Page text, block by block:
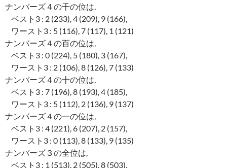
ナンバーズ４の千の位は,
ベスト3 : 2 (233), 4 (209), 9 (166),
ワースト3 : 5 (116), 7 (117), 1 (121)
ナンバーズ４の百の位は,
ベスト3 : 0 (224), 5 (180), 3 (167),
ワースト3 : 2 (106), 8 (126), 7 (133)
ナンバーズ４の十の位は,
ベスト3 : 7 (196), 8 (193), 4 (185),
ワースト3 : 5 (112), 2 (136), 9 (137)
ナンバーズ４の一の位は,
ベスト3 : 4 (221), 6 (207), 2 (157),
ワースト3 : 0 (113), 8 (133), 9 (135)
ナンバーズ３の全位は,
ベスト3 : 1 (513), 2 (505), 8 (503),